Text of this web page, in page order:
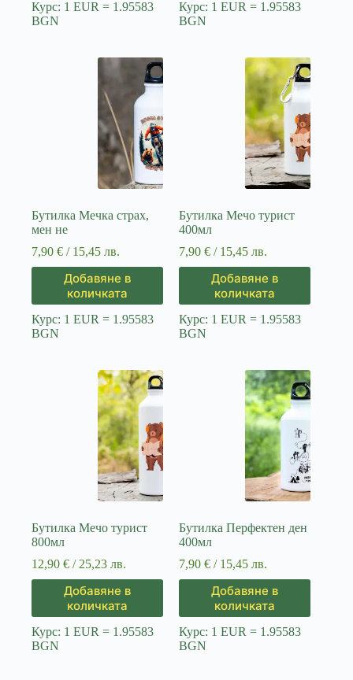
Курс: 1 EUR = 1.95583
BGN
Курс: 1 EUR = 1.95583
BGN
Бутилка Мечка страх,
мен не
7,90 € / 15,45 лв.
Добавяне в
количката
Курс: 1 EUR = 1.95583
BGN
Бутилка Мечо турист
400мл
7,90€ / 15,45 лв.
Добавяне в
количката
Курс: 1 EUR = 1.95583
BGN
Бутилка Мечо турист
800мл
12,90 € / 25,23 лв.
Добавяне в
количката
Курс: 1 EUR = 1.95583
BGN
Бутилка Перфектен ден
400мл
7,90€ / 15,45 лв.
Добавяне в
количката
Курс: 1 EUR = 1.95583
BGN